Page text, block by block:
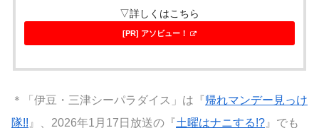
▽詳しくはこちら
[PR] アソビュー！
＊「伊豆・三津シーパラダイス」は『帰れマンデー見っけ
隊!! 』、2026年1月17日放送の『土曜はナニする!? 』でも